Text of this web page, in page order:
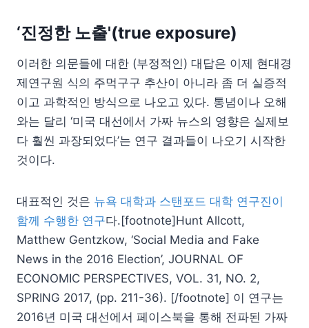
‘진정한 노출'(true exposure)
이러한 의문들에 대한 (부정적인) 대답은 이제 현대경
제연구원 식의 주먹구구 추산이 아니라 좀 더 실증적
이고 과학적인 방식으로 나오고 있다. 통념이나 오해
와는 달리 ‘미국 대선에서 가짜 뉴스의 영향은 실제보
다 훨씬 과장되었다’는 연구 결과들이 나오기 시작한
것이다.
대표적인 것은 뉴욕 대학과 스탠포드 대학 연구진이
함께 수행한 연구다.[footnote]Hunt Allcott,
Matthew Gentzkow, ‘Social Media and Fake
News in the 2016 Election’, JOURNAL OF
ECONOMIC PERSPECTIVES, VOL. 31, NO. 2,
SPRING 2017, (pp. 211-36). [/footnote] 이 연구는
2016년 미국 대선에서 페이스북을 통해 전파된 가짜